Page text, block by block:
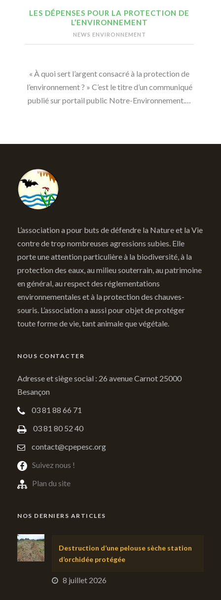
LES DÉPENSES POUR LA PROTECTION DE
L’ENVIRONNEMENT
NEWS ENVIRONNEMENT
« À quoi sert l’argent consacré à la protection de
l’environnement ? » C’est le titre d’un communiqué
publié sur portail public Notre-Environnement.…
L’association a pour buts de défendre la Nature et la Vie
contre de trop nombreuses agressions subies. Elle
porte une attention particulière à la biodiversité, à la
protection des eaux, au milieu souterrain, au patrimoine
en général, au respect des réglementations
environnementales et à la protection des chauves-
souris. L’association a aussi pour objet de protéger
toute forme de vie, tant animale que végétale.
NOUS CONTACTER
Adresse et siège social : 26 avenue Carnot 25000
Besançon
03 81 88 66 71
03 81 80 52 40
contact@cpepesc.org
Suivez nous !
Plan du site
NOS DERNIERS ARTICLES
Destruction d’une pelouse sèche station
d’orchidée protégée
8 juillet 2026